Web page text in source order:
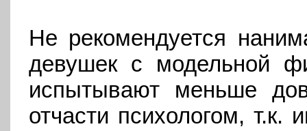
Не рекомендуется
девушек с модельной
испытывают меньше
отчасти психологом, т.к.